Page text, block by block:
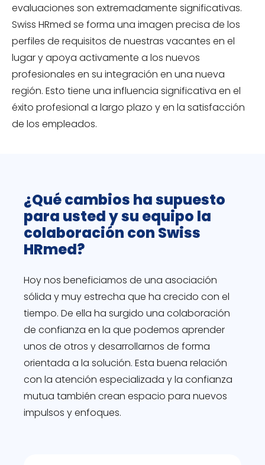
evaluaciones son extremadamente significativas.
Swiss HRmed se forma una imagen precisa de los
perfiles de requisitos de nuestras vacantes en el
lugar y apoya activamente a los nuevos
profesionales en su integración en una nueva
región. Esto tiene una influencia significativa en el
éxito profesional a largo plazo y en la satisfacción
de los empleados.
¿Qué cambios ha supuesto
para usted y su equipo la
colaboración con Swiss
HRmed?
Hoy nos beneficiamos de una asociación
sólida y muy estrecha que ha crecido con el
tiempo. De ella ha surgido una colaboración
de confianza en la que podemos aprender
unos de otros y desarrollarnos de forma
orientada a la solución. Esta buena relación
con la atención especializada y la confianza
mutua también crean espacio para nuevos
impulsos y enfoques.